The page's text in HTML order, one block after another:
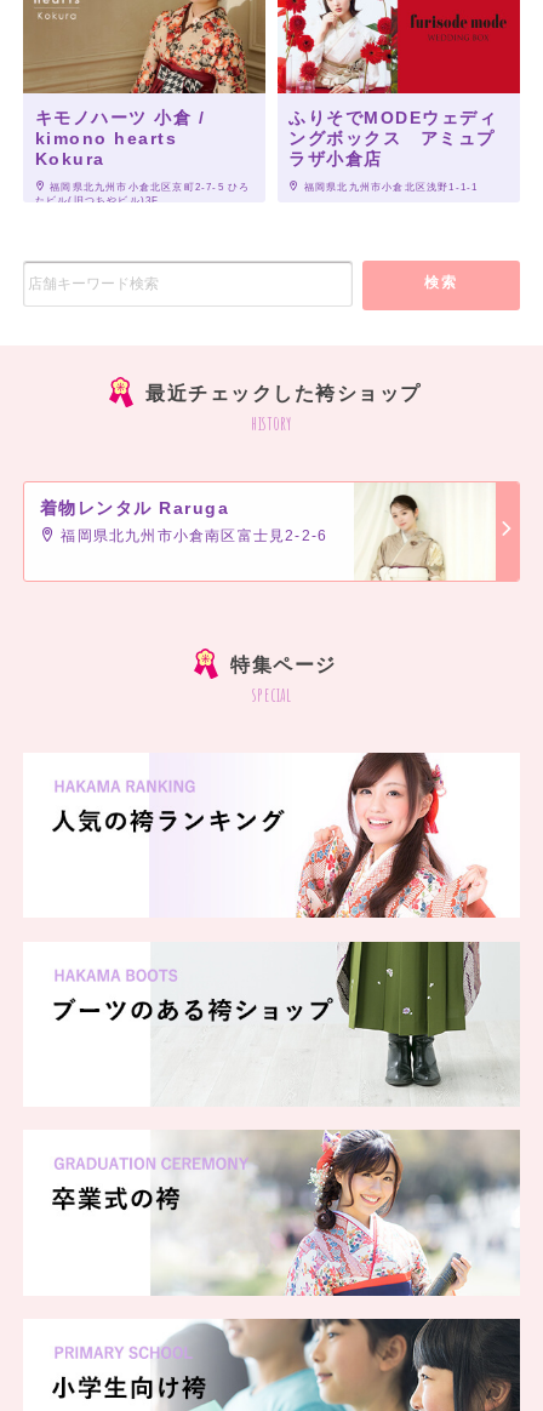
キモノハーツ 小倉 /
kimono hearts
Kokura
福岡県北九州市小倉北区京町2-7-5 ひろ
たビル(旧つちやビル)3F
ふりそでMODEウェディ
ングボックス アミュプ
ラザ小倉店
福岡県北九州市小倉北区浅野1-1-1
検索
最近チェックした袴ショップ
history
着物レンタル Raruga
福岡県北九州市小倉南区富士見2-2-6
特集ページ
special